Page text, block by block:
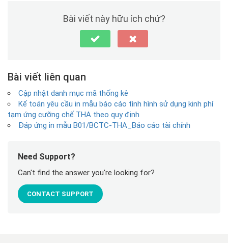
Bài viết này hữu ích chứ?
Bài viết liên quan
Cập nhật danh mục mã thống kê
Kế toán yêu cầu in mẫu báo cáo tình hình sử dụng kinh phí
tạm ứng cưỡng chế THA theo quy định
Đáp ứng in mẫu B01/BCTC-THA_Báo cáo tài chính
Need Support?
Can't find the answer you're looking for?
CONTACT SUPPORT